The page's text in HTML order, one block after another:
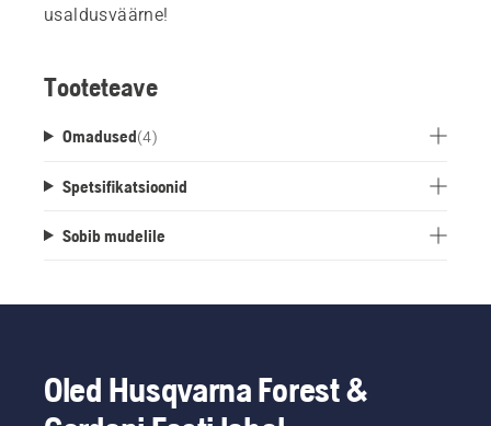
usaldusväärne!
Tooteteave
Omadused(4)
Spetsifikatsioonid
Sobib mudelile
Oled Husqvarna Forest &